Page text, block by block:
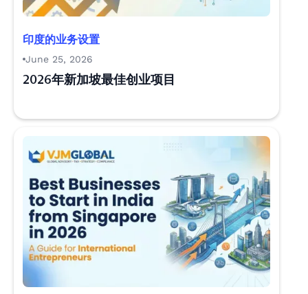
印度的业务设置
June 25, 2026
2026年新加坡最佳创业项目